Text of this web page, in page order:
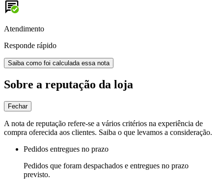
Atendimento
Responde rápido
Saiba como foi calculada essa nota
Sobre a reputação da loja
Fechar
A nota de reputação refere-se a vários critérios na experiência de
compra oferecida aos clientes. Saiba o que levamos a consideração.
Pedidos entregues no prazo
Pedidos que foram despachados e entregues no prazo
previsto.